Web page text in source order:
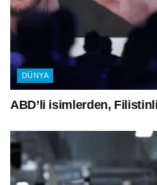
DÜNYA
ABD’li isimlerden,